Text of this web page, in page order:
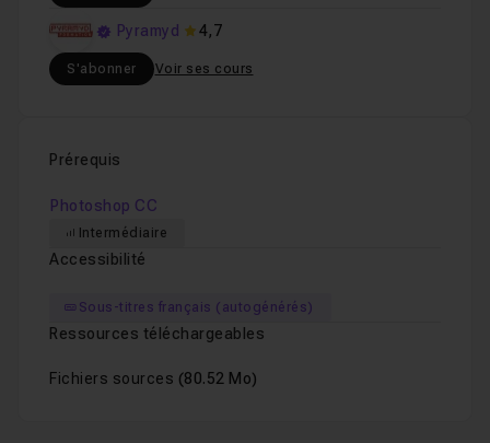
Pyramyd 4,7
S'abonner Voir ses cours
Prérequis
Photoshop CC
Intermédiaire
Accessibilité
Sous-titres français (autogénérés)
Ressources téléchargeables
Fichiers sources (80.52 Mo)